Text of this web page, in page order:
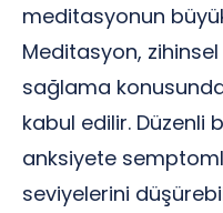
meditasyonun
Meditasyon,
sağlama
kabul edilir. Düzenli
anksiyete
seviyelerini